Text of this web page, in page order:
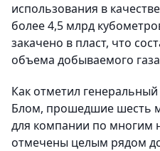
использования в
более 4,5 млрд
закачено в пласт, что
объема добываемого
Как отметил
Блом, прошедшие шесть
для компании по многим
отмечены целым рядом